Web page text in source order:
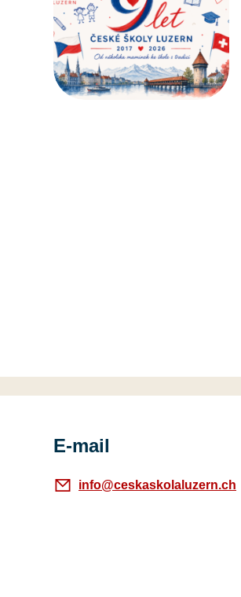
E-mail
info@ceskaskolaluzern.ch